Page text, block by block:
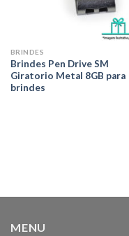
BRINDES
Brindes Pen Drive SM
Giratorio Metal 8GB para
brindes
MENU